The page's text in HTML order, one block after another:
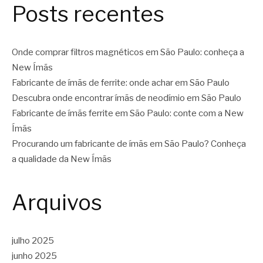
Posts recentes
Onde comprar filtros magnéticos em São Paulo: conheça a
New Ímãs
Fabricante de ímãs de ferrite: onde achar em São Paulo
Descubra onde encontrar ímãs de neodímio em São Paulo
Fabricante de ímãs ferrite em São Paulo: conte com a New
Ímãs
Procurando um fabricante de ímãs em São Paulo? Conheça
a qualidade da New Ímãs
Arquivos
julho 2025
junho 2025